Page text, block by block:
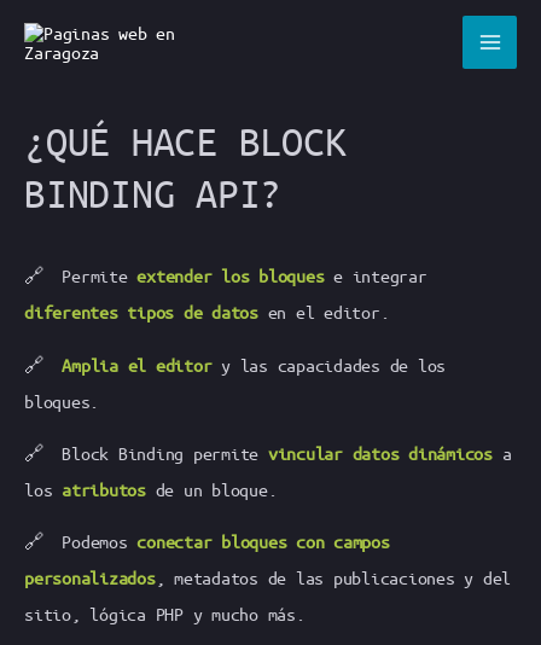
¿QUÉ HACE BLOCK
BINDING API?
🔗 Permiteextender los bloquese integrar
diferentes tipos de datosen el editor.
🔗Amplia el editory las capacidades de los
bloques.
🔗 Block Binding permite vincular datos dinámicosa
los atributosde un bloque.
🔗 Podemosconectar bloques con campos
personalizados, metadatos de las publicaciones y del
sitio, lógica PHP y mucho más.